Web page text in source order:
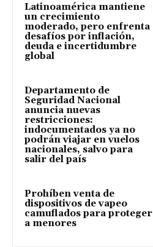
Latinoamérica mantiene
un crecimiento
moderado, pero enfrenta
desafíos por inflación,
deuda e incertidumbre
global
Departamento de
Seguridad Nacional
anuncia nuevas
restricciones:
indocumentados ya no
podrán viajar en vuelos
nacionales, salvo para
salir del país
Prohíben venta de
dispositivos de vapeo
camuflados para proteger
a menores